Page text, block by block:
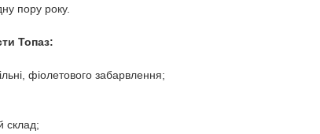
пору року.
Топаз:
фіолетового забарвлення;
склад;